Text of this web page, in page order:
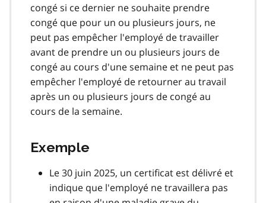
congé si ce dernier ne souhaite prendre
congé que pour un ou plusieurs jours, ne
peut pas empêcher l'employé de travailler
avant de prendre un ou plusieurs jours de
congé au cours d'une semaine et ne peut pas
empêcher l'employé de retourner au travail
après un ou plusieurs jours de congé au
cours de la semaine.
Exemple
Le 30 juin 2025, un certificat est délivré et
indique que l'employé ne travaillera pas